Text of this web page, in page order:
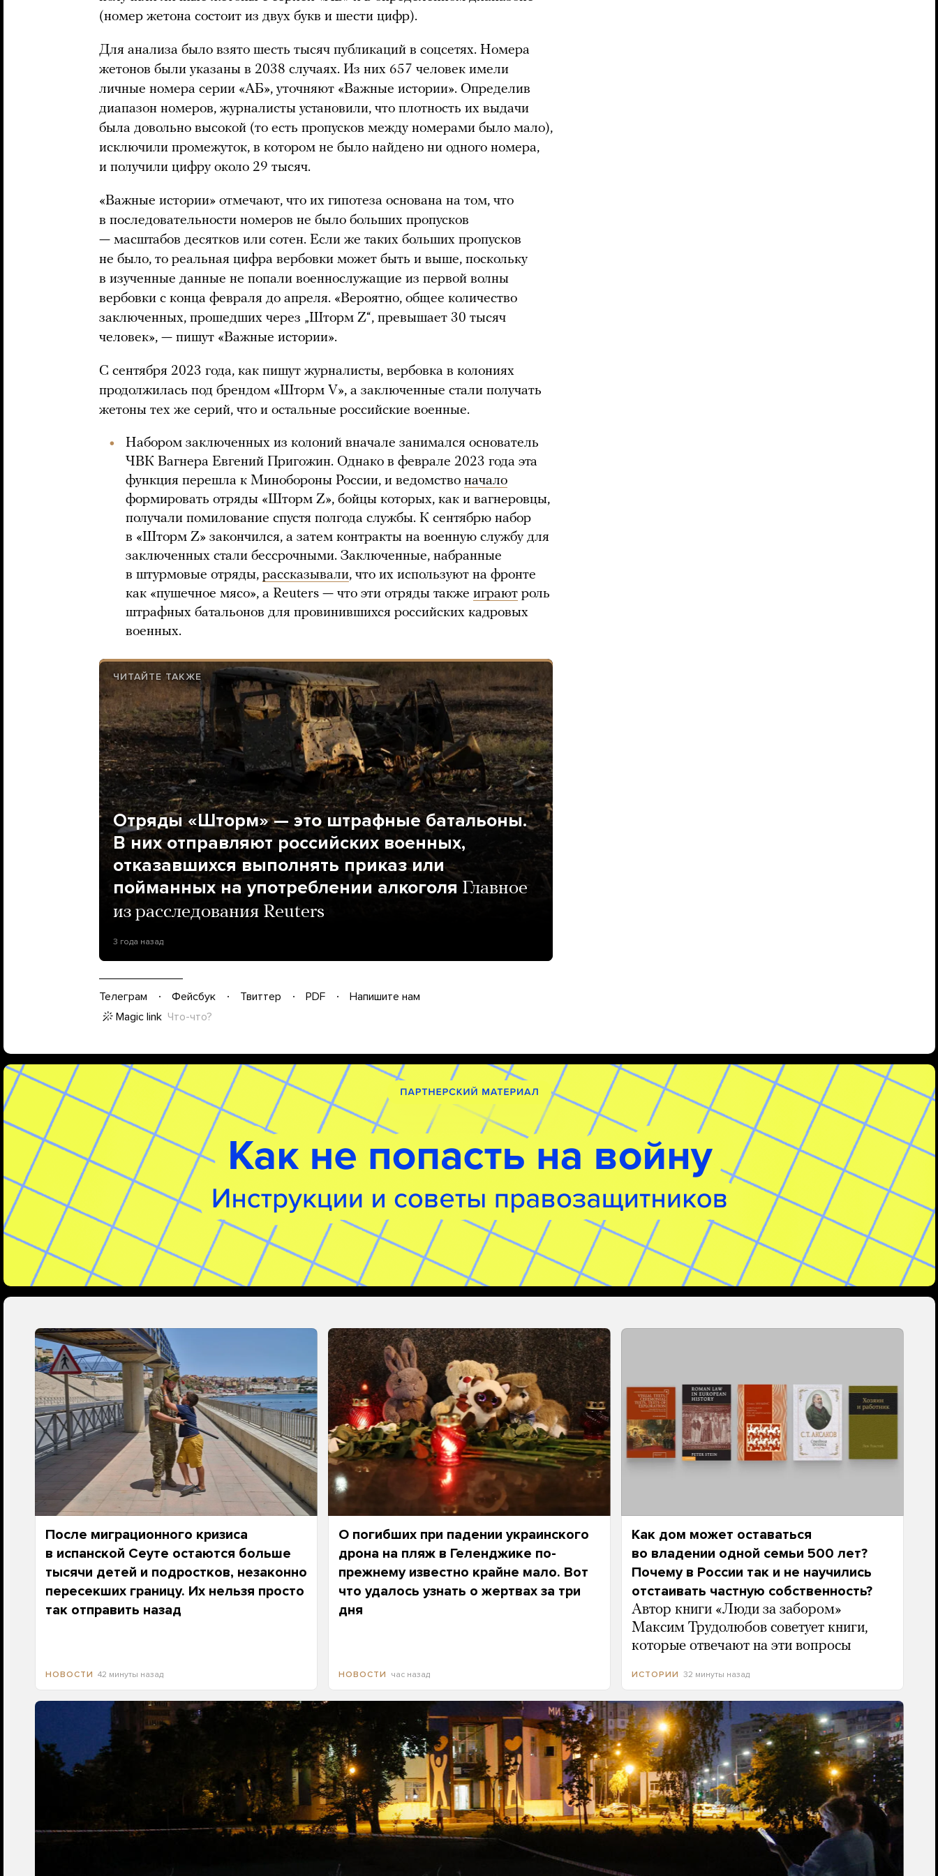
(номер жетона состоит из двух букв и шести цифр).
Для анализа было взято шесть тысяч публикаций в соцсетях. Номера
жетонов были указаны в 2038 случаях. Из них 657 человек имели
личные номера серии «АБ», уточняют «Важные истории». Определив
диапазон номеров, журналисты установили, что плотность их выдачи
была довольно высокой (то есть пропусков между номерами было мало),
исключили промежуток, в котором не было найдено ни одного номера,
и получили цифру около 29 тысяч.
«Важные истории» отмечают, что их гипотеза основана на том, что
в последовательности номеров не было больших пропусков
— масштабов десятков или сотен. Если же таких больших пропусков
не было, то реальная цифра вербовки может быть и выше, поскольку
в изученные данные не попали военнослужащие из первой волны
вербовки с конца февраля до апреля. «Вероятно, общее количество
заключенных, прошедших через „Шторм Z“, превышает 30 тысяч
человек», — пишут «Важные истории».
С сентября 2023 года, как пишут журналисты, вербовка в колониях
продолжилась под брендом «Шторм V», а заключенные стали получать
жетоны тех же серий, что и остальные российские военные.
Набором заключенных из колоний вначале занимался основатель
ЧВК Вагнера Евгений Пригожин. Однако в феврале 2023 года эта
функция перешла к Минобороны России, и ведомство начало
формировать отряды «Шторм Z», бойцы которых, как и вагнеровцы,
получали помилование спустя полгода службы. К сентябрю набор
в «Шторм Z» закончился, а затем контракты на военную службу для
заключенных стали бессрочными. Заключенные, набранные
в штурмовые отряды, рассказывали, что их используют на фронте
как «пушечное мясо», а Reuters — что эти отряды также играют роль
штрафных батальонов для провинившихся российских кадровых
военных.
ЧИТАЙТЕ ТАКЖЕ
Отряды «Шторм» — это штрафные батальоны.
В них отправляют российских военных,
отказавшихся выполнять приказ или
пойманных на употреблении алкоголя Главное
из расследования Reuters
3 года назад
Телеграм Фейсбук Твиттер PDF
Напишите нам
Magic link Что-что?
После миграционного кризиса
в испанской Сеуте остаются больше
тысячи детей и подростков, незаконно
пересекших границу. Их нельзя просто
так отправить назад
НОВОСТИ 42 минуты назад
О погибших при падении украинского
дрона на пляж в Геленджике по-
прежнему известно крайне мало. Вот
что удалось узнать о жертвах за три
дня
НОВОСТИ час назад
Как дом может оставаться
во владении одной семьи 500 лет?
Почему в России так и не научились
отстаивать частную собственность?
Автор книги «Люди за забором»
Максим Трудолюбов советует книги,
которые отвечают на эти вопросы
ИСТОРИИ 32 минуты назад